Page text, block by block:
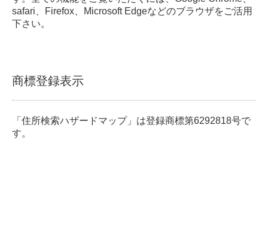
safari、Firefox、Microsoft Edgeなどのブラウザをご活用
下さい。
商標登録表示
「住所検索ハザードマップ」は登録商標第6292818号で
す。